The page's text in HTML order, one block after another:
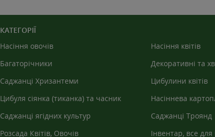
КАТЕГОРІЇ
Насіння овочів
Насіння квітів
Багаторічники
Декоративні та
Саджанці Хризантеми
Цибулини квітів
Цибуля сіянка (тиканка) та часник
Насіннева
Саджанці ягідних культур
Саджанці Троянд
Розсада Квітів, Овочів
Інвентар, все для